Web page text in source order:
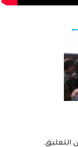
التعليق.